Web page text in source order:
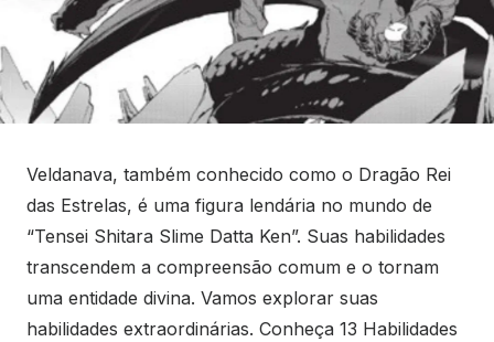
Veldanava, também conhecido como o Dragão Rei
das Estrelas, é uma figura lendária no mundo de
“Tensei Shitara Slime Datta Ken”. Suas habilidades
transcendem a compreensão comum e o tornam
uma entidade divina. Vamos explorar suas
habilidades extraordinárias. Conheça 13 Habilidades